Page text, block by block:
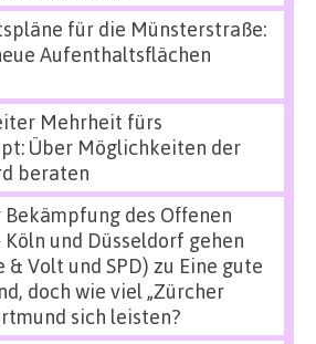
für die Münsterstraße:
Aufenthaltsflächen
Mehrheit fürs
Über Möglichkeiten der
beraten
des Offenen
und Düsseldorf gehen
& Volt und SPD) zu Eine gute
doch wie viel „Zürcher
sich leisten?